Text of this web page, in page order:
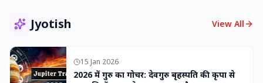
Jyotish View All
15 Jan 2026
2026 में गुरु का गोचर: देवगुरु बृहस्पति की कृपा से